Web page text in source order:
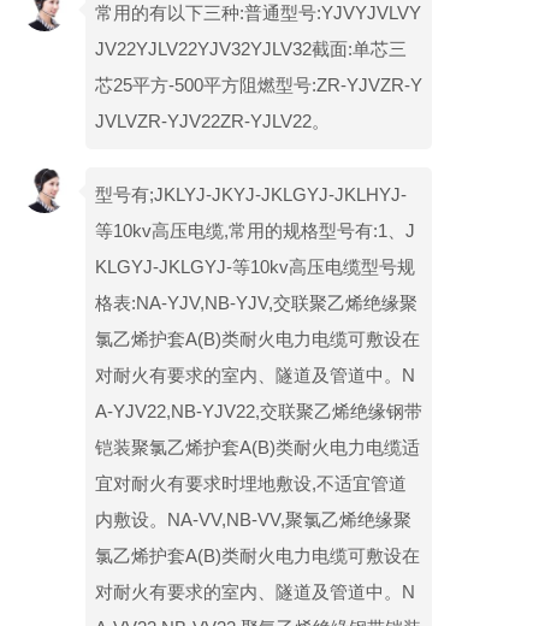
常用的有以下三种:普通型号:YJVYJVLVY
JV22YJLV22YJV32YJLV32截面:单芯三
芯25平方-500平方阻燃型号:ZR-YJVZR-Y
JVLVZR-YJV22ZR-YJLV22。
型号有;JKLYJ-JKYJ-JKLGYJ-JKLHYJ-
等10kv高压电缆,常用的规格型号有:1、J
KLGYJ-JKLGYJ-等10kv高压电缆型号规
格表:NA-YJV,NB-YJV,交联聚乙烯绝缘聚
氯乙烯护套A(B)类耐火电力电缆可敷设在
对耐火有要求的室内、隧道及管道中。N
A-YJV22,NB-YJV22,交联聚乙烯绝缘钢带
铠装聚氯乙烯护套A(B)类耐火电力电缆适
宜对耐火有要求时埋地敷设,不适宜管道
内敷设。NA-VV,NB-VV,聚氯乙烯绝缘聚
氯乙烯护套A(B)类耐火电力电缆可敷设在
对耐火有要求的室内、隧道及管道中。N